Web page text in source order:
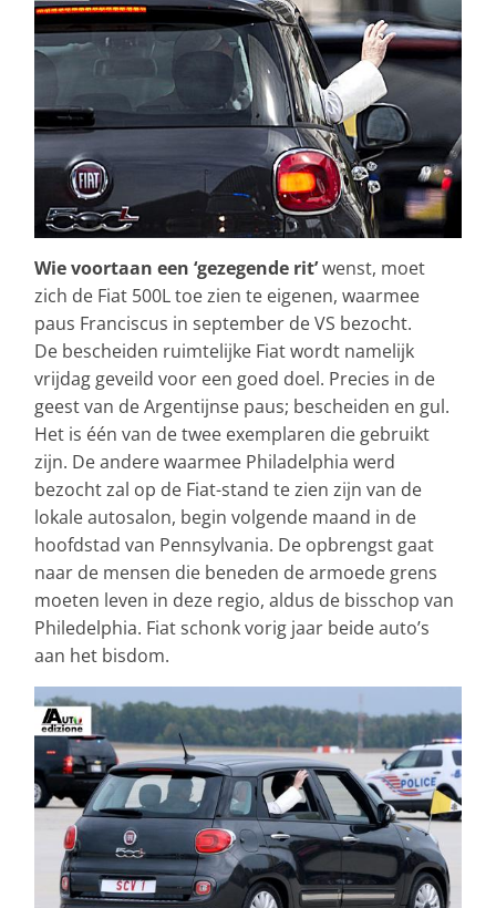
Wie voortaan een ‘gezegende rit’wenst, moet
zich de Fiat 500L toe zien te eigenen, waarmee
paus Franciscus in september de VS bezocht.
De bescheiden ruimtelijke Fiat wordt namelijk
vrijdag geveild voor een goed doel. Precies in de
geest van de Argentijnse paus; bescheiden en gul.
Het is één van de twee exemplaren die gebruikt
zijn. De andere waarmee Philadelphia werd
bezocht zal op de Fiat-stand te zien zijn van de
lokale autosalon, begin volgende maand in de
hoofdstad van Pennsylvania. De opbrengst gaat
naar de mensen die beneden de armoede grens
moeten leven in deze regio, aldus de bisschop van
Philedelphia. Fiat schonk vorig jaar beide auto’s
aan het bisdom.